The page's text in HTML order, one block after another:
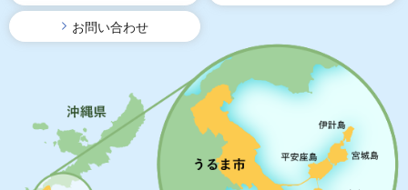
お問い合わせ